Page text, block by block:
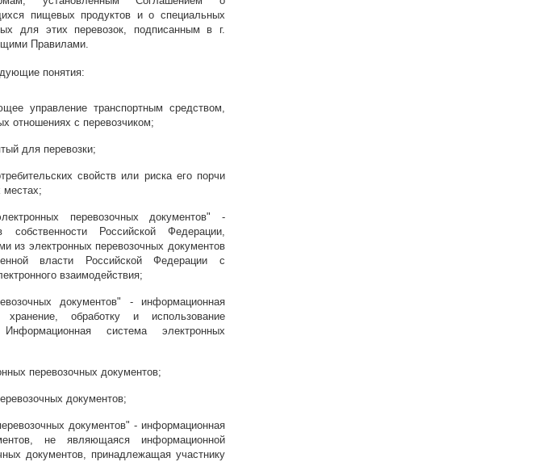
пищевых продуктов и о специальных
для этих перевозок, подписанным в г.
Правилами.
понятия:
управление транспортным средством,
отношениях с перевозчиком;
для перевозки;
свойств или риска его порчи
местах;
перевозочных документов" -
Российской Федерации,
из электронных перевозочных документов
власти Российской Федерации с
взаимодействия;
документов" - информационная
обработку и использование
система электронных
перевозочных документов;
документов;
документов" - информационная
не являющаяся информационной
документов, принадлежащая участнику